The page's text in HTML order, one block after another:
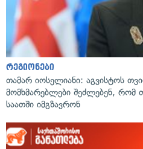
რეგიონები
თამარ იოსელიანი: აგვისტოს
მომხმარებლები შეძლებენ, რომ
საათში იმგზავრონ